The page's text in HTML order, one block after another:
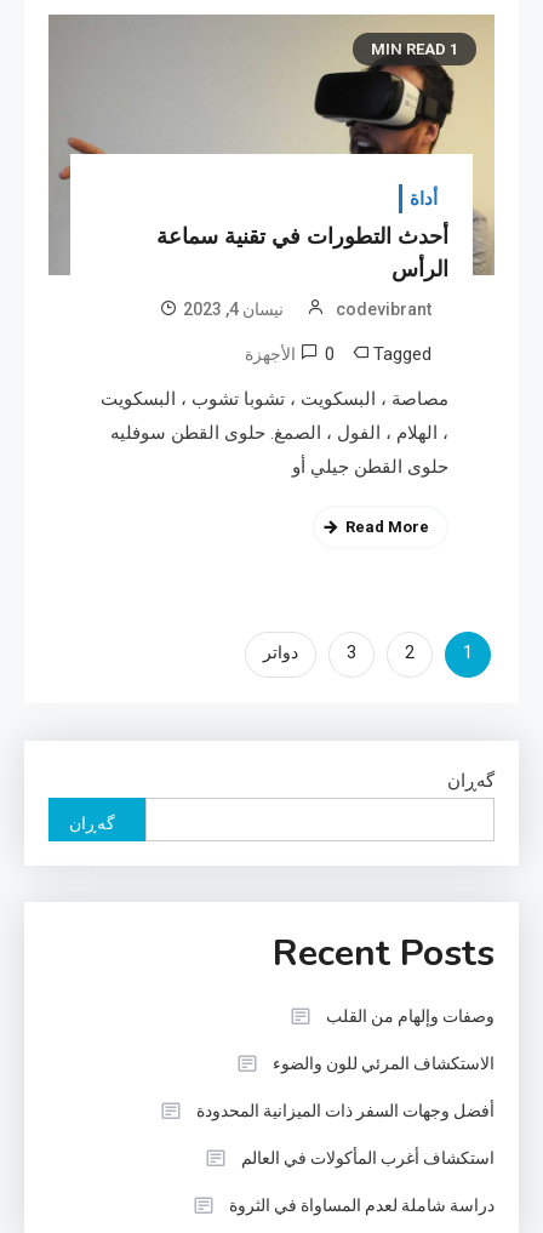
1 MIN READ
أداة
أحدث التطورات في تقنية سماعة
الرأس
نیسان 4, 2023 codevibrant
0 Tagged الأجهزة
مصاصة ، البسكويت ، تشوبا تشوب ، البسكويت
، الهلام ، الفول ، الصمغ. حلوى القطن سوفليه
حلوى القطن جيلي أو
Read More
ژمارەی
بابەتەکان
1
2
3 دواتر
گه‌ڕان
گه‌ڕان
Recent Posts
وصفات وإلهام من القلب
الاستكشاف المرئي للون والضوء
أفضل وجهات السفر ذات الميزانية المحدودة
استكشاف أغرب المأكولات في العالم
دراسة شاملة لعدم المساواة في الثروة